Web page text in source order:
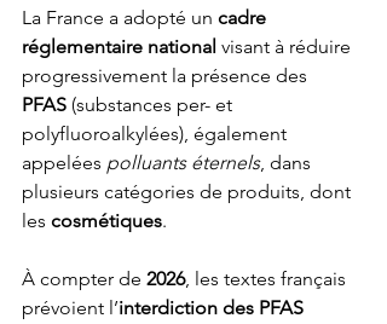
La France a adopté un cadre
réglementaire national visant à réduire
progressivement la présence des
PFAS (substances per- et
polyfluoroalkylées), également
appelées polluants éternels, dans
plusieurs catégories de produits, dont
les cosmétiques.
À compter de 2026, les textes français
prévoient l’interdiction des PFAS